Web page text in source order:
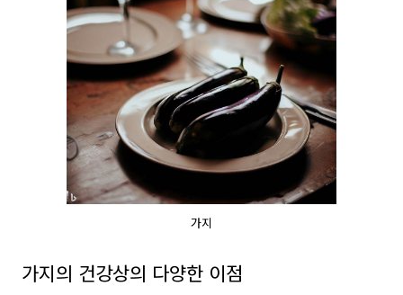
가지
가지의 건강상의 다양한 이점